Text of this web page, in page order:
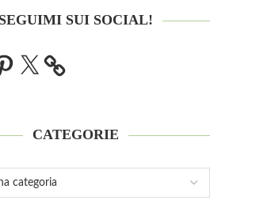
SEGUIMI SUI SOCIAL!
CATEGORIE